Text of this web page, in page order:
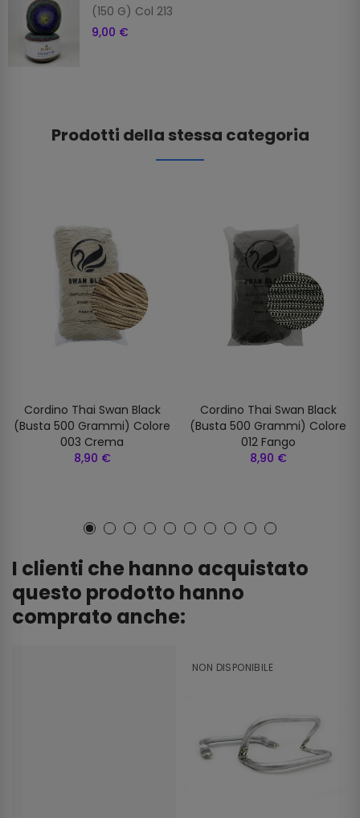
(150 G) Col 213
9,00 €
Prodotti della stessa categoria
Cordino Thai Swan Black
(busta 500 Grammi) Colore
003 Crema
8,90 €
Cordino Thai Swan Black
(busta 500 Grammi) Colore
012 Fango
8,90 €
I clienti che hanno acquistato
questo prodotto hanno
comprato anche:
NON DISPONIBILE